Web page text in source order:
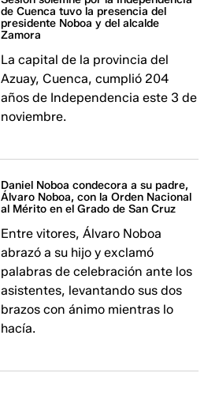
de Cuenca tuvo la presencia del
presidente Noboa y del alcalde
Zamora
La capital de la provincia del
Azuay, Cuenca, cumplió 204
años de Independencia este 3 de
noviembre.
Daniel Noboa condecora a su padre,
Álvaro Noboa, con la Orden Nacional
al Mérito en el Grado de San Cruz
Entre vitores, Álvaro Noboa
abrazó a su hijo y exclamó
palabras de celebración ante los
asistentes, levantando sus dos
brazos con ánimo mientras lo
hacía.